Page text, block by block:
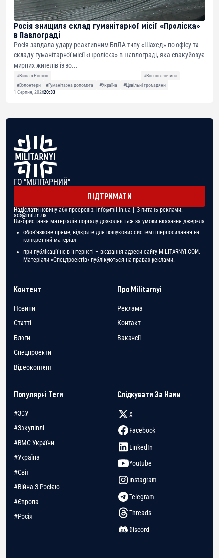
Росія знищила склад гуманітарної місії «Проліска»
в Павлограді
Росія завдала удару реактивним БпЛА типу «Шахед» по офісу та
складу гуманітарної місії «Проліска» в Павлограді, яка евакуйовує
мирних жителів із зо...
#Війна з Росією
#Воєнні злочини
#Волонтери
#Гуманітарна допомога #Україна
#Цивільні громадяни
1 Серпня, 202620:33
ГО "МІЛІТАРНИЙ"
ПІДТРИМАТИ
Надіслати новину або пресреліз: info@mil.in.ua | З питань реклами:
ads@mil.in.ua
Використання матеріалів порталу дозволяється за умови вказання джерела
обов'язкове пряме, відкрите для пошукових систем гіперпосилання на
конкретний матеріал
при публікації не в Інтернеті – вказання адреси сайту MILITARNYI.COM.
Матеріали «Спецпроектів» публікуються на правах реклами.
Контент
Новини
Статті
Блоги
Спецпроекти
Відеоконтент
Про Militarnyi
Реклама
Контакт
Вакансії
Популярні Теги
#ЗСУ
#Закупівлі
#ВМС України
#Україна
#Світ
#Війна З Росією
#Європа
#Росія
Слідкувати За Нами
X
Facebook
LinkedIn
Youtube
Instagram
Telegram
Threads
Discord